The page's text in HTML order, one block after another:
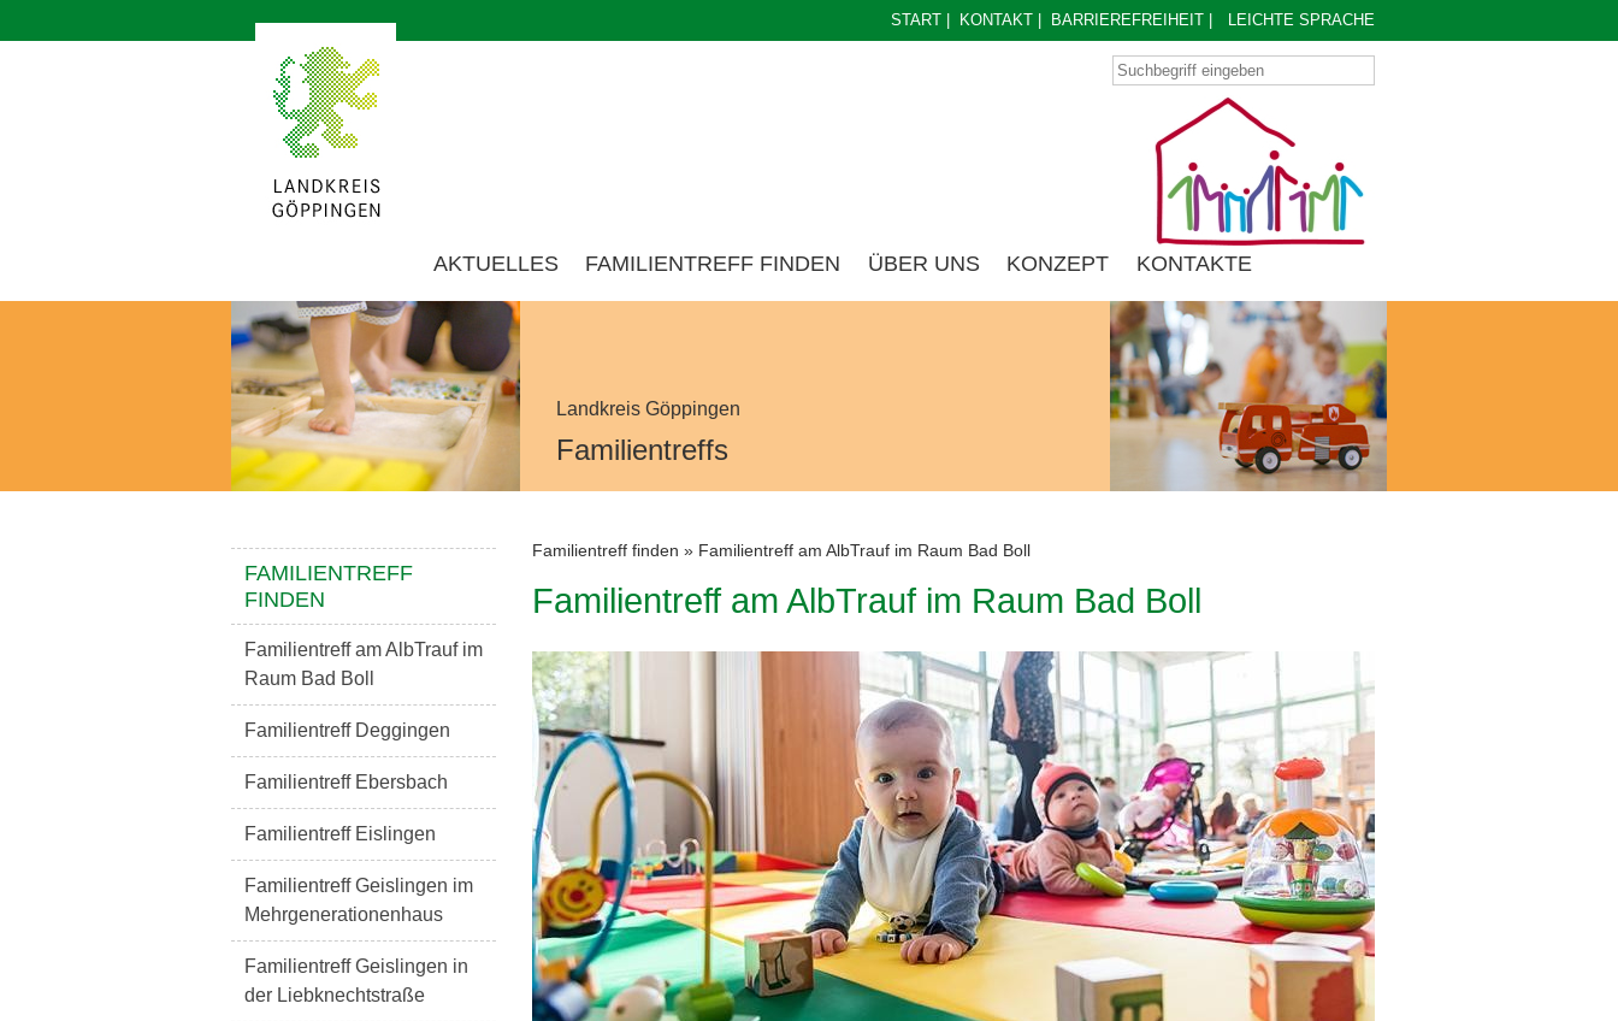
START KONTAKT BARRIEREFREIHEIT LEICHTE SPRACHE
AKTUELLES FAMILIENTREFF FINDEN ÜBER UNS KONZEPT KONTAKTE
Landkreis Göppingen
Familientreffs
FAMILIENTREFF
FINDEN
Familientreff am AlbTrauf im
Raum Bad Boll
Familientreff Deggingen
Familientreff Ebersbach
Familientreff Eislingen
Familientreff Geislingen im
Mehrgenerationenhaus
Familientreff Geislingen in
der Liebknechtstraße
Familientreff finden » Familientreff am AlbTrauf im Raum Bad Boll
Familientreff am AlbTrauf im Raum Bad Boll